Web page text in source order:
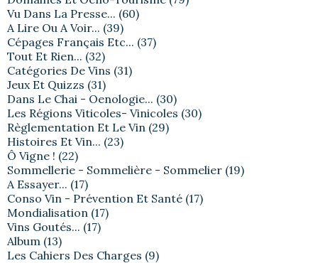
Vu Dans La Presse... (60)
A Lire Ou A Voir... (39)
Cépages Français Etc... (37)
Tout Et Rien... (32)
Catégories De Vins (31)
Jeux Et Quizzs (31)
Dans Le Chai - Oenologie... (30)
Les Régions Viticoles- Vinicoles (30)
Règlementation Et Le Vin (29)
Histoires Et Vin... (23)
Ô Vigne ! (22)
Sommellerie - Sommelière - Sommelier (19)
A Essayer... (17)
Conso Vin - Prévention Et Santé (17)
Mondialisation (17)
Vins Goutés... (17)
Album (13)
Les Cahiers Des Charges (9)